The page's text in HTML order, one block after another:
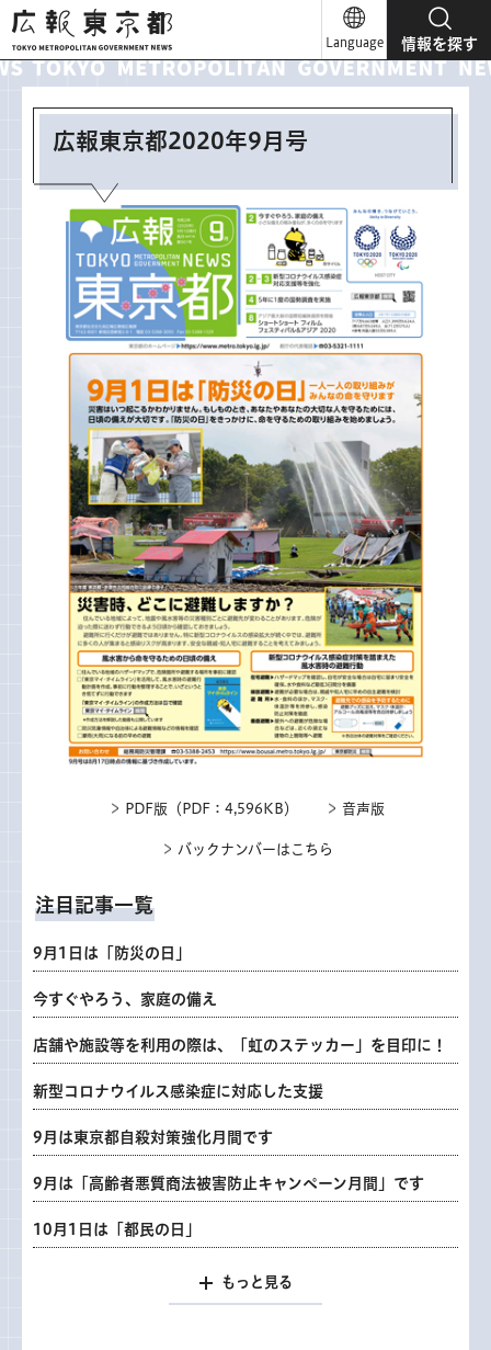
広報東京都
Language 情報を探す
広報東京都2020年9月号
PDF版（PDF：4,596KB） 音声版
バックナンバーはこちら
注目記事一覧
9月1日は「防災の日」
今すぐやろう、家庭の備え
店舗や施設等を利用の際は、「虹のステッカー」を目印に！
新型コロナウイルス感染症に対応した支援
9月は東京都自殺対策強化月間です
9月は「高齢者悪質商法被害防止キャンペーン月間」です
10月1日は「都民の日」
もっと見る